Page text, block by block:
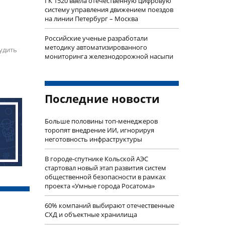
систему управления движением поездов
на линии Петербург – Москва
Российские ученые разработали
методику автоматизированного
мониторинга железнодорожной насыпи
Последние новости
Больше половины топ-менеджеров
торопят внедрение ИИ, игнорируя
неготовность инфраструктуры
В городе-спутнике Кольской АЭС
стартовал новый этап развития систем
общественной безопасности в рамках
проекта «Умные города Росатома»
60% компаний выбирают отечественные
СХД и объектные хранилища